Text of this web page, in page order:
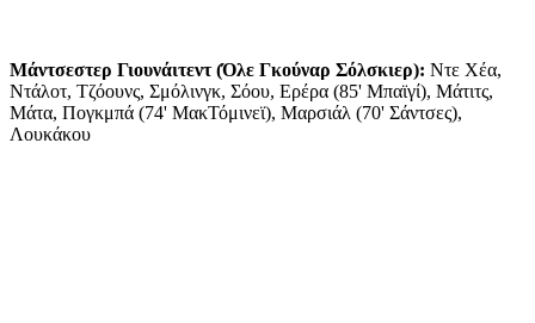
Μάντσεστερ Γιουνάιτεντ (Όλε Γκούναρ Σόλσκιερ): Ντε Χέα,
Ντάλοτ, Τζόουνς, Σμόλινγκ, Σόου, Ερέρα (85' Μπαϊγί), Μάτιτς,
Μάτα, Πογκμπά (74' ΜακΤόμινεϊ), Μαρσιάλ (70' Σάντσες),
Λουκάκου